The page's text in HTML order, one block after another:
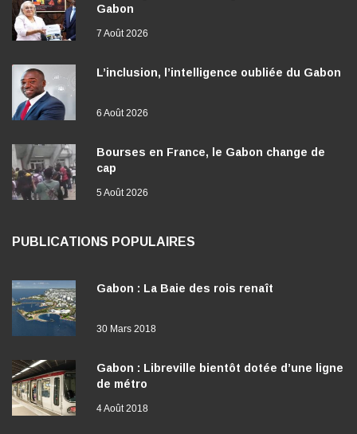
Gabon
7 Août 2026
L’inclusion, l’intelligence oubliée du Gabon
6 Août 2026
Bourses en France, le Gabon change de
cap
5 Août 2026
PUBLICATIONS POPULAIRES
Gabon : La Baie des rois renaît
30 Mars 2018
Gabon : Libreville bientôt dotée d’une ligne
de métro
4 Août 2018